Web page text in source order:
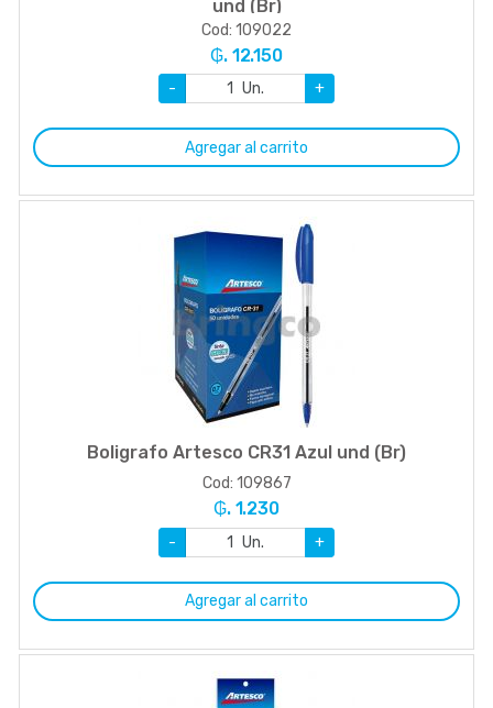
und (Br)
Cod: 109022
₲. 12.150
- Un. +
Agregar al carrito
Boligrafo Artesco CR31 Azul und (Br)
Cod: 109867
₲. 1.230
- Un. +
Agregar al carrito